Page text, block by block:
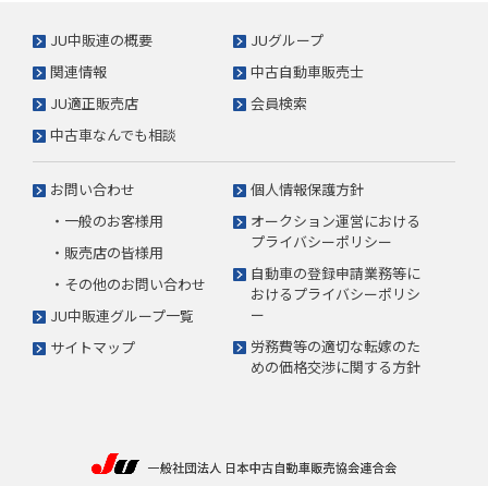
JU中販連の概要
JUグループ
関連情報
中古自動車販売士
JU適正販売店
会員検索
中古車なんでも相談
お問い合わせ
・一般のお客様用
・販売店の皆様用
・その他のお問い合わせ
JU中販連グループ一覧
サイトマップ
個人情報保護方針
オークション運営における
プライバシーポリシー
自動車の登録申請業務等に
おけるプライバシーポリシ
ー
労務費等の適切な転嫁のた
めの価格交渉に関する方針